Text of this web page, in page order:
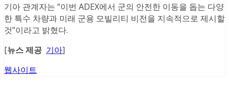
기아 관계자는 “이번 ADEX에서 군의 안전한 이동을 돕는 다양
한 특수 차량과 미래 군용 모빌리티 비전을 지속적으로 제시할
것”이라고 밝혔다.
[뉴스 제공 기아]
웹사이트